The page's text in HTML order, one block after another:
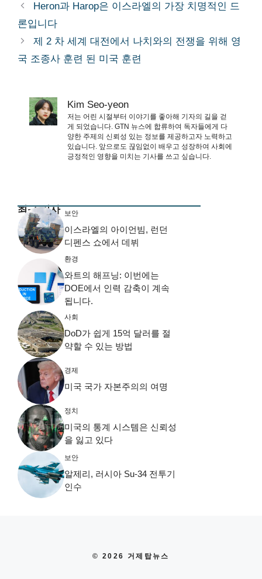
Heron과 Harop은 이스라엘의 가장 치명적인 드
론입니다
제 2 차 세계 대전에서 나치와의 전쟁을 위해 영
국 조종사 훈련 된 미국 훈련
Kim Seo-yeon
저는 어린 시절부터 이야기를 좋아해 기자의 길을 걷
게 되었습니다. GTN 뉴스에 합류하여 독자들에게 다
양한 주제의 신뢰성 있는 정보를 제공하고자 노력하고
있습니다. 앞으로도 끊임없이 배우고 성장하여 사회에
긍정적인 영향을 미치는 기사를 쓰고 싶습니다.
최근 기사 보안
이스라엘의 아이언빔, 런던
디펜스 쇼에서 데뷔
환경
와트의 해프닝: 이번에는
DOE에서 인력 감축이 계속
됩니다.
사회
DoD가 쉽게 15억 달러를 절
약할 수 있는 방법
경제
미국 국가 자본주의의 여명
정치
미국의 통계 시스템은 신뢰성
을 잃고 있다
보안
알제리, 러시아 Su-34 전투기
인수
© 2026 거제탑뉴스